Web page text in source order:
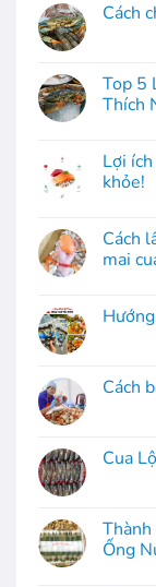
Cách
Top 5
Thích
Lợi
khỏe!
Cách
mai
Cách
Cua
Thành
Ống